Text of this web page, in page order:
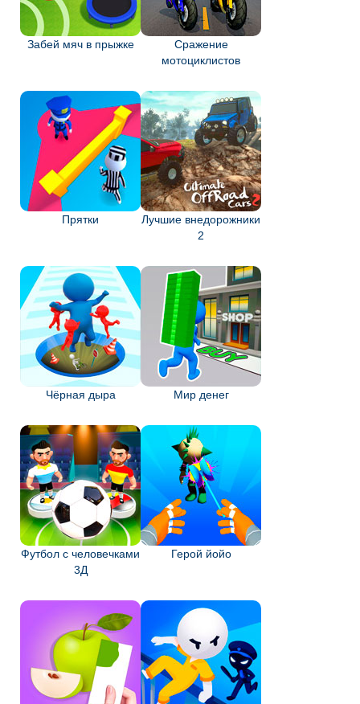
Забей мяч в прыжке
Сражение
мотоциклистов
Прятки
Лучшие внедорожники
2
Чёрная дыра Мир денег
Футбол с человечками
3Д
Герой йойо